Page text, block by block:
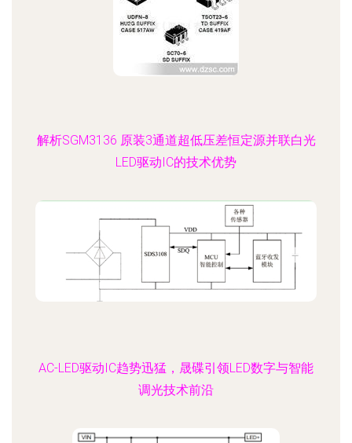
解析SGM3136 原装3通道超低压差恒定源并联白光
LED驱动IC的技术优势
AC-LED驱动IC趋势迅猛，晟碟引领LED数字与智能
调光技术前沿